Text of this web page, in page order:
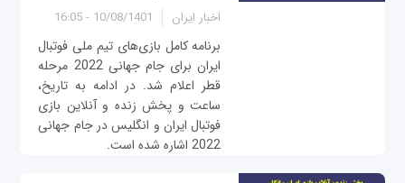
اخبار ایران 10/08/1401 - 16:05
برنامه کامل بازی‌‌های تیم ملی فوتبال
ایران برای جام جهانی 2022 مرحله
قطر اعلام شد. در ادامه به تاریخ،
ساعت و پخش زنده و آنلاین بازی
فوتبال ایران و انگلیس در جام جهانی
2022 اشاره شده است.